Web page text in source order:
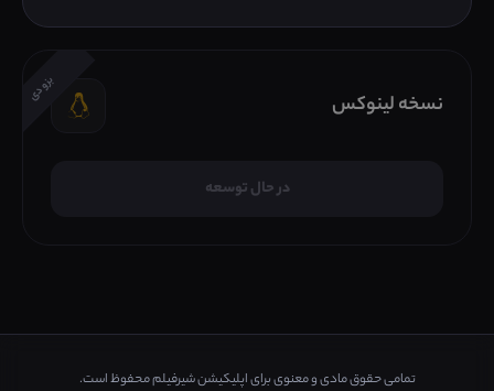
بزودی
نسخه لینوکس
در حال توسعه
تمامی حقوق مادی و معنوی برای اپلیکیشن شیرفیلم محفوظ است.